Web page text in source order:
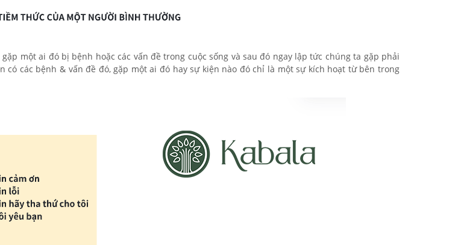
một ai đó bị bệnh hoặc các vấn đề trong cuộc sống và sau đó ngay lập tức chúng ta gặp phải
các bệnh & vấn đề đó, gặp một ai đó hay sự kiện nào đó chỉ là một sự kích hoạt từ bên trong